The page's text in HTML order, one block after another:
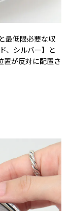
最低限必要な収
、シルバー】と
置が反対に配置さ